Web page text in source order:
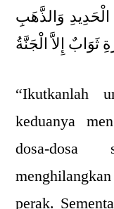
وَالذَّهَبِ
إِلاَّ الْجَنَّةُ
“Ikutkanlah
keduanya
dosa-dosa
perak.